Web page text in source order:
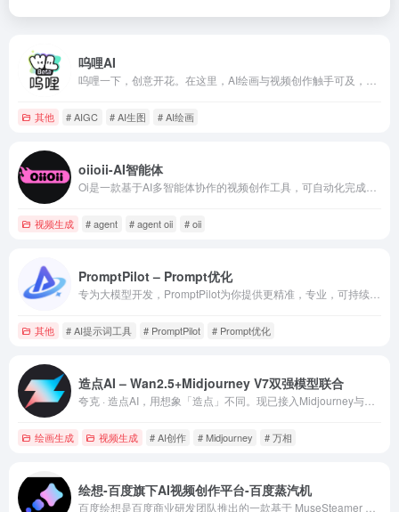
呜哩AI
其他 # AIGC # AI生图 # AI绘画
oiioii-AI智能体
视频生成 # agent # agent oii # oii
PromptPilot – Prompt优化
其他 # AI提示词工具 # PromptPilot # Prompt优化
造点AI – Wan2.5+Midjourney V7双强模型联合
绘画生成 视频生成 # AI创作 # Midjourney # 万相
绘想-百度旗下AI视频创作平台-百度蒸汽机